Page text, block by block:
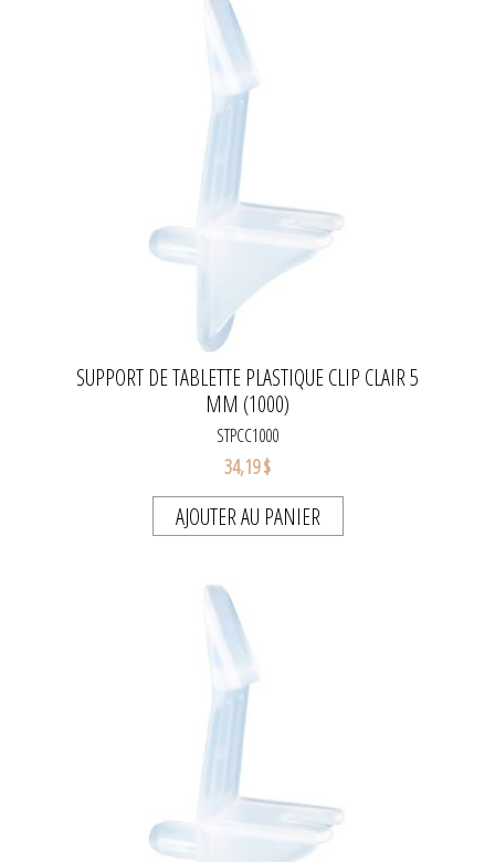
SUPPORT DE TABLETTE PLASTIQUE CLIP CLAIR 5
MM (1000)
STPCC1000
34,19 $
AJOUTER AU PANIER